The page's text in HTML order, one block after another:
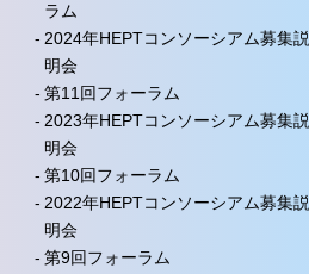
ラム
2024年HEPTコンソーシアム募集説
明会
第11回フォーラム
2023年HEPTコンソーシアム募集説
明会
第10回フォーラム
2022年HEPTコンソーシアム募集説
明会
第9回フォーラム